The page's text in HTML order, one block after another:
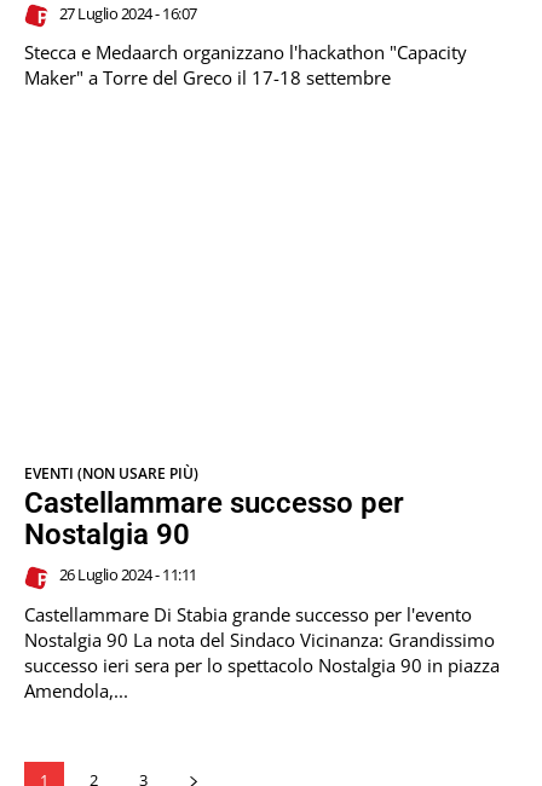
27 Luglio 2024 - 16:07
Stecca e Medaarch organizzano l'hackathon "Capacity
Maker" a Torre del Greco il 17-18 settembre
EVENTI (NON USARE PIÙ)
Castellammare successo per
Nostalgia 90
26 Luglio 2024 - 11:11
Castellammare Di Stabia grande successo per l'evento
Nostalgia 90 La nota del Sindaco Vicinanza: Grandissimo
successo ieri sera per lo spettacolo Nostalgia 90 in piazza
Amendola,...
1 2 3